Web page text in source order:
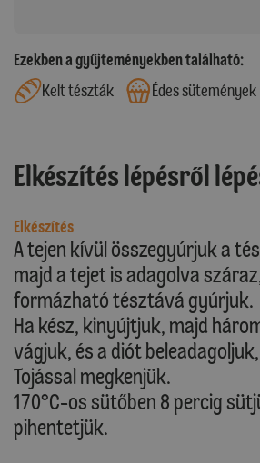
Ezekben a gyűjteményekben található:
Kelt tészták
Édes sütemények
Elkészítés lépésről
Elkészítés
A tejen kívül összegyúrjuk a
majd a tejet is adagolva
formázható tésztává gyúrjuk.
Ha kész, kinyújtjuk, majd
vágjuk, és a diót
Tojással megkenjük.
170°C-os sütőben 8 percig
pihentetjük.